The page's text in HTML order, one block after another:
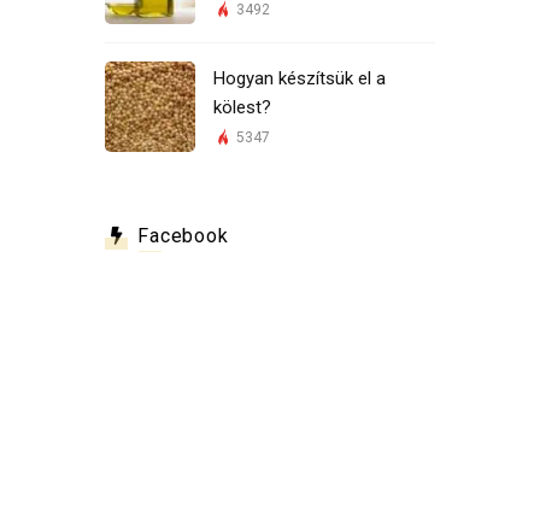
3492
Hogyan készítsük el a
kölest?
5347
Facebook